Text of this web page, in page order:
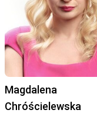
Magdalena
Chróścielewska